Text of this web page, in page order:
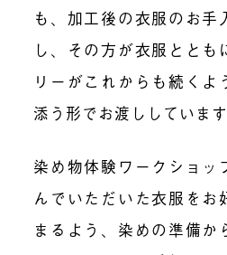
も、加工後の衣服のお手
し、その方が衣服ととも
リーがこれからも続くよ
添う形でお渡ししています
染め物体験ワークショッ
んでいただいた衣服をお
まるよう、染めの準備か